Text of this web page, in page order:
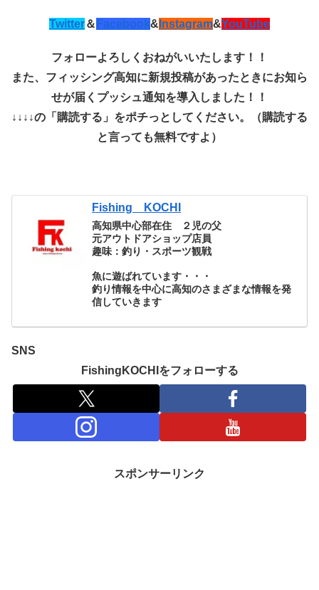
Twitter＆ Facebook& Instagram&YouTube
フォローよろしくおねがいいたします！！
また、フィッシング高知に新規投稿があったときにお知ら
せが届くプッシュ通知を導入しました！！
↓↓↓↓の「購読する」をポチっとしてください。（購読する
と言っても無料ですよ）
Fishing KOCHI
高知県中心部在住 ２児の父
元アウトドアショップ店員
趣味：釣り・スポーツ観戦
魚に遊ばれています・・・
釣り情報を中心に高知のさまざまな情報を発
信していきます
SNS
FishingKOCHIをフォローする
スポンサーリンク